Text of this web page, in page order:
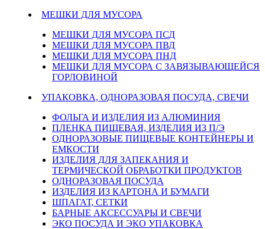
МЕШКИ ДЛЯ МУСОРА
МЕШКИ ДЛЯ МУСОРА ПСД
МЕШКИ ДЛЯ МУСОРА ПВД
МЕШКИ ДЛЯ МУСОРА ПНД
МЕШКИ ДЛЯ МУСОРА С ЗАВЯЗЫВАЮЩЕЙСЯ
ГОРЛОВИНОЙ
УПАКОВКА, ОДНОРАЗОВАЯ ПОСУДА, СВЕЧИ
ФОЛЬГА И ИЗДЕЛИЯ ИЗ АЛЮМИНИЯ
ПЛЕНКА ПИЩЕВАЯ, ИЗДЕЛИЯ ИЗ П/Э
ОДНОРАЗОВЫЕ ПИЩЕВЫЕ КОНТЕЙНЕРЫ И
ЕМКОСТИ
ИЗДЕЛИЯ ДЛЯ ЗАПЕКАНИЯ И
ТЕРМИЧЕСКОЙ ОБРАБОТКИ ПРОДУКТОВ
ОДНОРАЗОВАЯ ПОСУДА
ИЗДЕЛИЯ ИЗ КАРТОНА И БУМАГИ
ШПАГАТ, СЕТКИ
БАРНЫЕ АКСЕССУАРЫ И СВЕЧИ
ЭКО ПОСУДА И ЭКО УПАКОВКА